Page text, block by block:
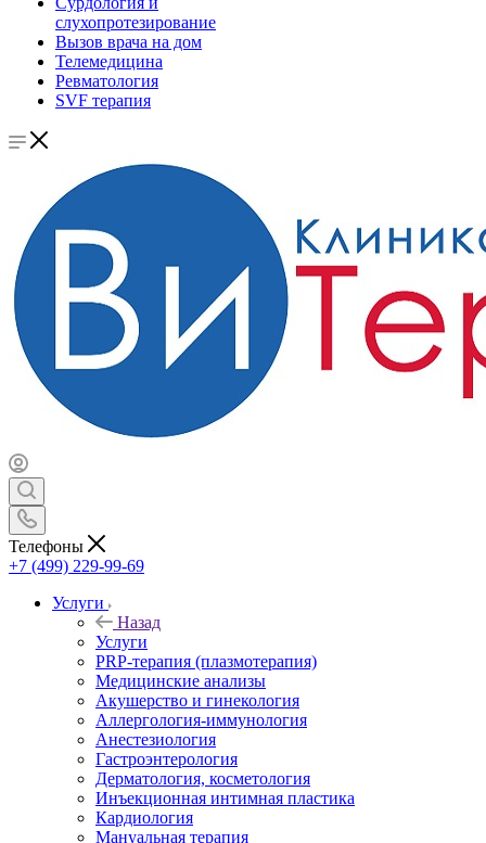
слухопротезирование
Вызов врача на дом
Телемедицина
Ревматология
SVF терапия
Телефоны
+7 (499) 229-99-69
Услуги
Назад
Услуги
PRP-терапия (плазмотерапия)
Медицинские анализы
Акушерство и гинекология
Аллергология-иммунология
Анестезиология
Гастроэнтерология
Дерматология, косметология
Инъекционная интимная пластика
Кардиология
Мануальная терапия